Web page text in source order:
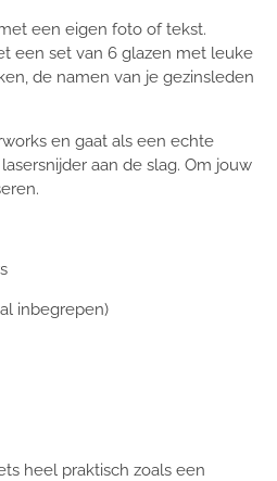
een eigen foto of tekst.
een set van 6 glazen met leuke
de namen van je gezinsleden
en gaat als een echte
aan de slag. Om jouw
inbegrepen)
heel praktisch zoals een